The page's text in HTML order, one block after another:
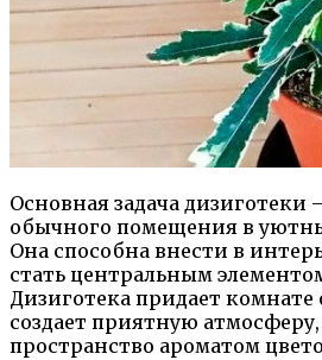
Основная задача дизиготеки
обычного помещения в
Она способна внести в
стать центральным
Дизиготека придает
создает приятную
пространство ароматом